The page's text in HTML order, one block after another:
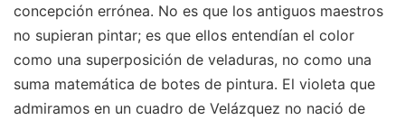
concepción errónea. No es que los antiguos maestros
no supieran pintar; es que ellos entendían el color
como una superposición de veladuras, no como una
suma matemática de botes de pintura. El violeta que
admiramos en un cuadro de Velázquez no nació de